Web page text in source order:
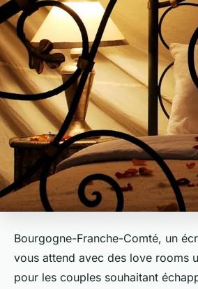
Bourgogne-Franche-Comté, un
vous attend avec des love rooms
pour les couples souhaitant